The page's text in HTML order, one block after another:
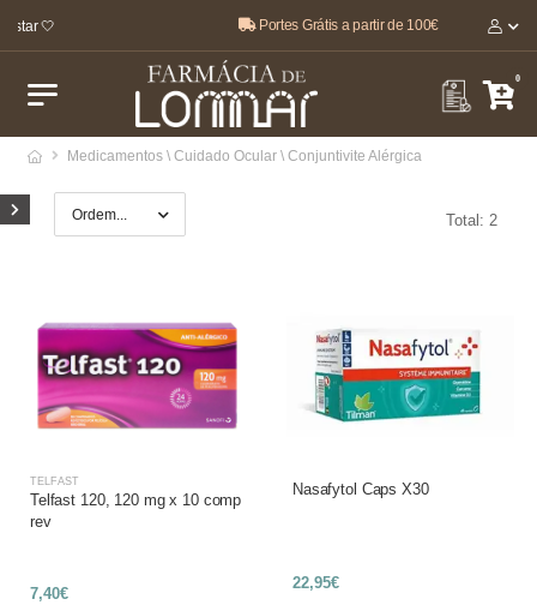
🤍 Portes Grátis a partir de 100€
0
Medicamentos \ Cuidado Ocular \ Conjuntivite Alérgica
Total: 2
TELFAST
Telfast 120, 120 mg x 10 comp
rev
7,40€
Nasafytol Caps X30
22,95€